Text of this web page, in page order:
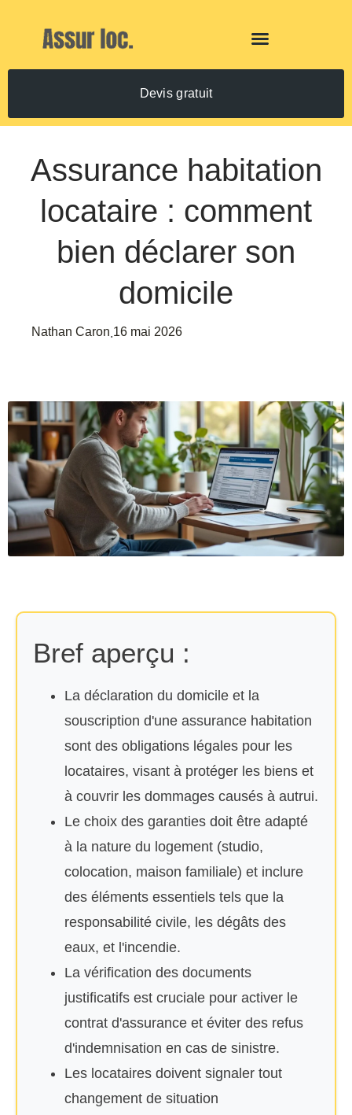
Devis gratuit
Assurance habitation
locataire : comment
bien déclarer son
domicile
Nathan Caron.16 mai 2026
Bref aperçu :
La déclaration du domicile et la
souscription d'une assurance habitation
sont des obligations légales pour les
locataires, visant à protéger les biens et
à couvrir les dommages causés à autrui.
Le choix des garanties doit être adapté
à la nature du logement (studio,
colocation, maison familiale) et inclure
des éléments essentiels tels que la
responsabilité civile, les dégâts des
eaux, et l'incendie.
La vérification des documents
justificatifs est cruciale pour activer le
contrat d'assurance et éviter des refus
d'indemnisation en cas de sinistre.
Les locataires doivent signaler tout
changement de situation